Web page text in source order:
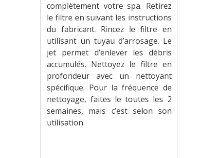
complètement votre spa. Retirez
le filtre en suivant les instructions
du fabricant. Rincez le filtre en
utilisant un tuyau d’arrosage. Le
jet permet d’enlever les débris
accumulés. Nettoyez le filtre en
profondeur avec un nettoyant
spécifique. Pour la fréquence de
nettoyage, faites le toutes les 2
semaines, mais c’est selon son
utilisation.